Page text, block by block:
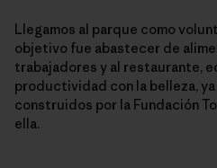
Llegamos al parque como
objetivo fue abastecer de
trabajadores y al restaurante,
productividad con la belleza,
construidos por la Fundación
ella.